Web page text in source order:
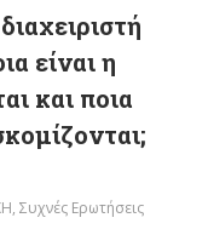
είναι η
και ποια
, Συχνές Ερωτήσεις